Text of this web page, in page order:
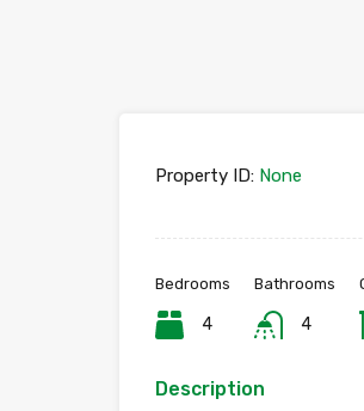
Property ID: None
Bedrooms
4
Bathrooms
4
Description